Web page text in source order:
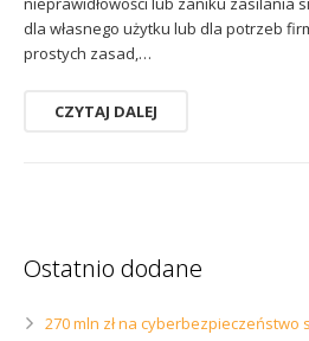
dla własnego użytku lub dla potrzeb
prostych zasad,…
CZYTAJ DALEJ
Ostatnio dodane
270 mln zł na cyberbezpieczeństwo